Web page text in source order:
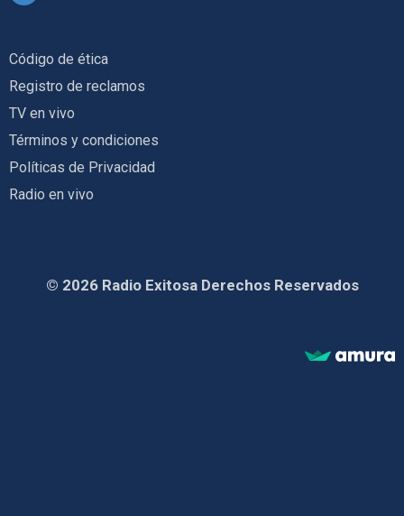
Código de ética
Registro de reclamos
TV en vivo
Términos y condiciones
Políticas de Privacidad
Radio en vivo
© 2026 Radio Exitosa Derechos Reservados